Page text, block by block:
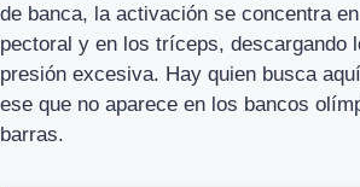
de banca, la activación se concentra
pectoral y en los tríceps, descargando
presión excesiva. Hay quien busca
ese que no aparece en los bancos
barras.